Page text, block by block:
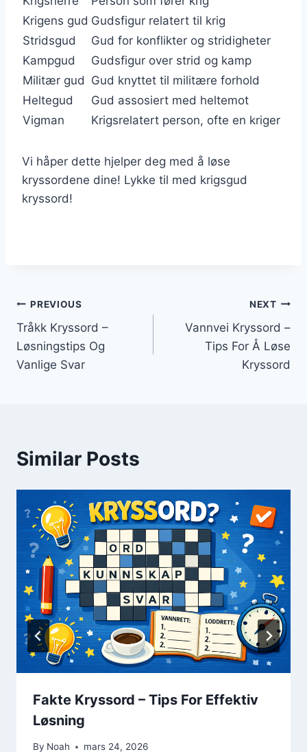
Krigens gud Gudsfigur relatert til krig
Stridsgud
Gud for konflikter og stridigheter
Kampgud
Gudsfigur over strid og kamp
Militær gud Gud knyttet til militære forhold
Heltegud
Gud assosiert med heltemot
Vigman
Krigsrelatert person, ofte en kriger
Vi håper dette hjelper deg med å løse
kryssordene dine! Lykke til med krigsgud
kryssord!
Innleggsnavigasjon
PREVIOUS
Tråkk Kryssord –
Løsningstips Og
Vanlige Svar
NEXT
Vannvei Kryssord –
Tips For Å Løse
Kryssord
Similar Posts
Fakte Kryssord – Tips For Effektiv
Løsning
By Noah mars 24, 2026